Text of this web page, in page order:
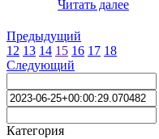
Читать далее
Предыдущий
12 13 14 15 16 17 18
Следующий
Категория